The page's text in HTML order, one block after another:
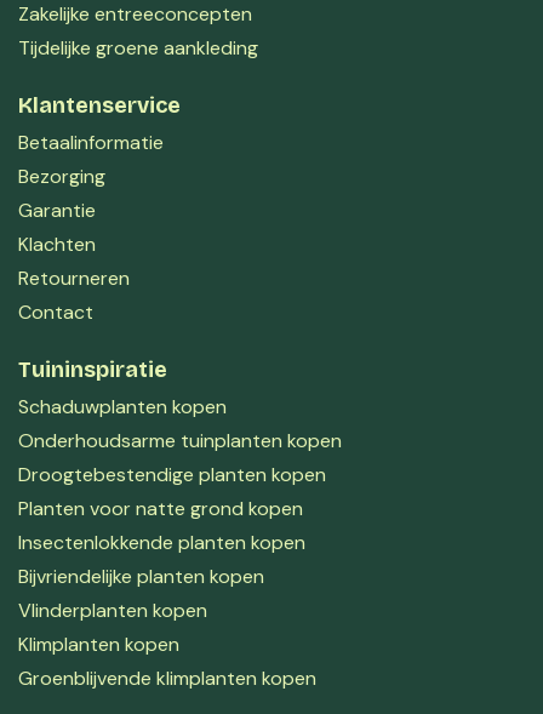
Zakelijke entreeconcepten
Tijdelijke groene aankleding
Klantenservice
Betaalinformatie
Bezorging
Garantie
Klachten
Retourneren
Contact
Tuininspiratie
Schaduwplanten kopen
Onderhoudsarme tuinplanten kopen
Droogtebestendige planten kopen
Planten voor natte grond kopen
Insectenlokkende planten kopen
Bijvriendelijke planten kopen
Vlinderplanten kopen
Klimplanten kopen
Groenblijvende klimplanten kopen